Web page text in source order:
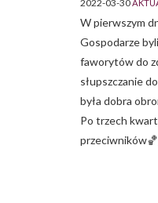
2022-03-30
W pierwszym
Gospodarze
faworytów do
słupszczanie
była dobra
Po trzech